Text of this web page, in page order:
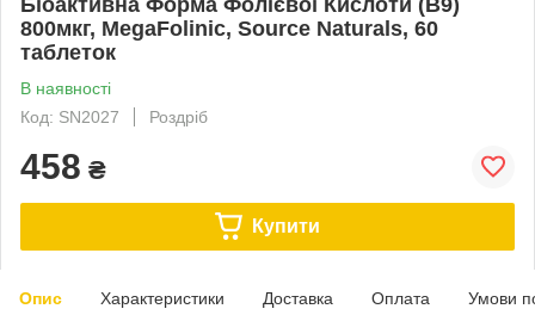
800мкг, MegaFolinic, Source Naturals, 60
таблеток
В наявності
Код: SN2027
Роздріб
458 ₴
Купити
Опис Характеристики Доставка Оплата Умови